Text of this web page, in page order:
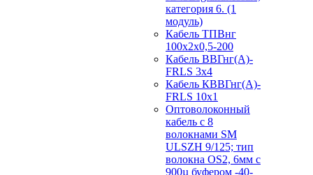
категория 6. (1
модуль)
Кабель ТПВнг
100х2х0,5-200
Кабель ВВГнг(А)-
FRLS 3х4
Кабель КВВГнг(А)-
FRLS 10х1
Оптоволоконный
кабель с 8
волокнами SM
ULSZH 9/125; тип
волокна OS2, 6мм с
900µ буфером -40-